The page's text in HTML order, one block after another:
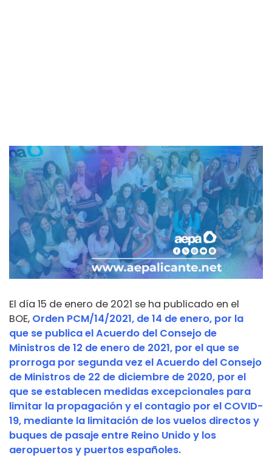
El día 15 de enero de 2021 se ha publicado en el
BOE, Orden PCM/14/2021, de 14 de enero, por la
que se publica el Acuerdo del Consejo de
Ministros de 12 de enero de 2021, por el que se
prorroga por segunda vez el Acuerdo del Consejo
de Ministros de 22 de diciembre de 2020, por el
que se establecen medidas excepcionales para
limitar la propagación y el contagio por el COVID-
19, mediante la limitación de los vuelos directos y
buques de pasaje entre Reino Unido y los
aeropuertos y puertos españoles.